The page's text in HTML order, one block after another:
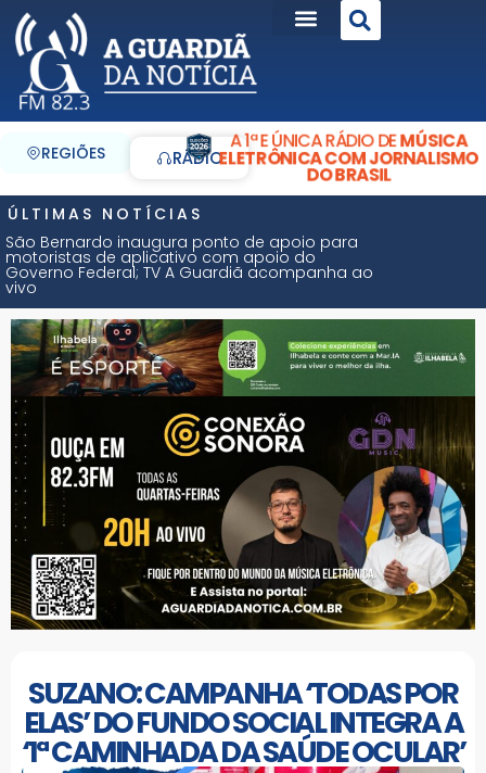
REGIÕES RÁDIO
A 1ª E ÚNICA RÁDIO DEMÚSICA
ELETRÔNICA COM JORNALISMO
DO BRASIL
ÚLTIMAS NOTÍCIAS
São Bernardo inaugura ponto de apoio para
motoristas de aplicativo com apoio do
Governo Federal; TV A Guardiã acompanha ao
vivo
SUZANO: CAMPANHA ‘TODAS POR
ELAS’ DO FUNDO SOCIAL INTEGRA A
‘1ª CAMINHADA DA SAÚDE OCULAR’